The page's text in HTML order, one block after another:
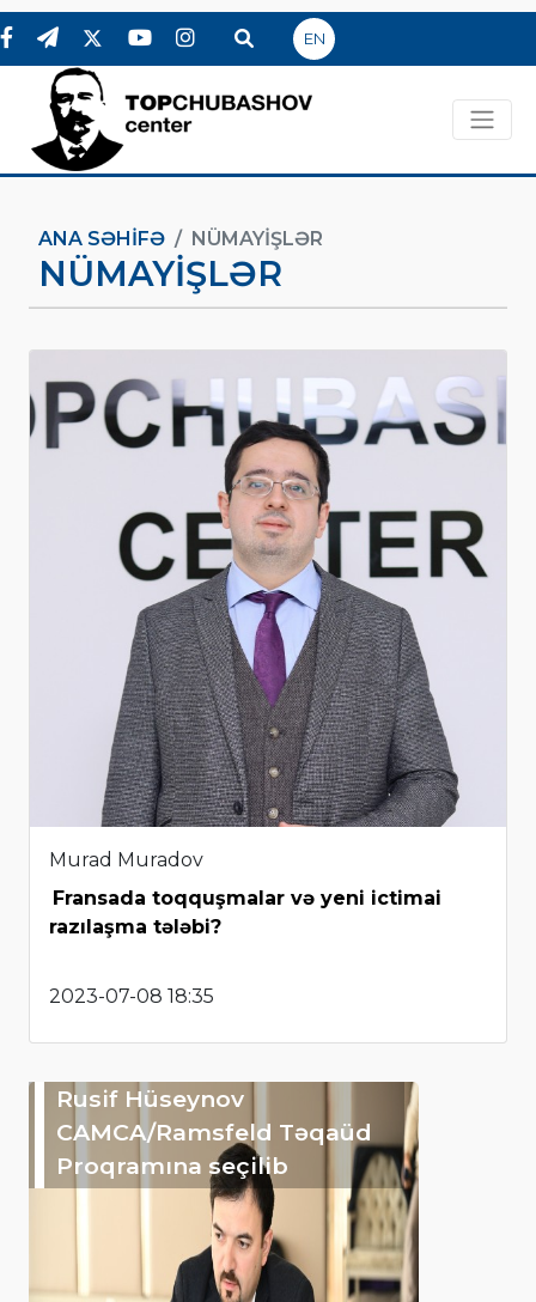
EN
ANA SƏHIFƏ NÜMAYIŞLƏR
NÜMAYIŞLƏR
Murad Muradov
Fransada toqquşmalar və yeni ictimai
razılaşma tələbi?
2023-07-08 18:35
Rusif Hüseynov
CAMCA/Ramsfeld Təqaüd
Proqramına seçilib